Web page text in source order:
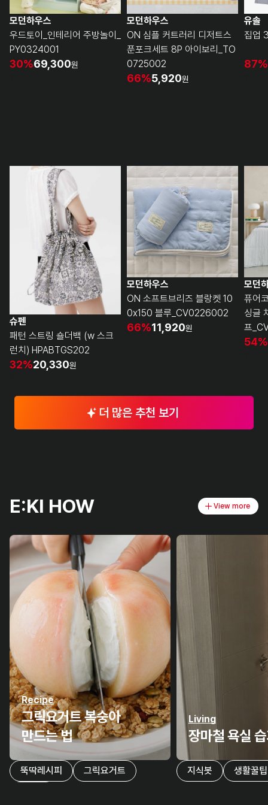
모던하우스
우드토이_인테리어 주방놀이_
PY0324001
69,300원
30%
슈펜
패턴 스트링 숄더백 (w 스크
런치) HPABTGS202
20,330원
32%
모던하우스
ON 심플 커트러리 디저트스
푼포크세트 8P 아이보리_TO
0725002
5,920원
66%
모던하우스
ON 소프트브리즈 블랑켓 10
0x150 블루_CV0226002
11,920원
66%
유솔
집업
87%
모던
퓨어
싱글
프
54%
더 많은 추천 보기
E:KI HOW View more
Recipe
그릭요거트 복숭아
만드는 법
뚝딱레시피
그릭요거트
Living
장마철 욕실
지식봇 생활꿀팁